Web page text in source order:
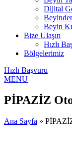
Dijital
Beyin
Bize Ulaşın
Hızlı
Bölgelerimiz
Hızlı Başvuru
MENU
PİPAZİZ
Ana Sayfa »